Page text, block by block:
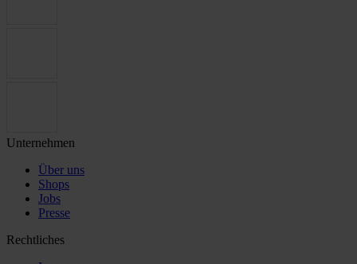
Unternehmen
Über uns
Shops
Jobs
Presse
Rechtliches